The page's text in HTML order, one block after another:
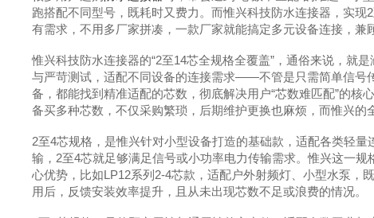
跑搭配不同型号，既耗时又费力。而惟兴科技防水连接器，实
有需求，不用多厂家拼凑，一款厂家就能搞定多元设备连接，兼
惟兴科技防水连接器的“2至14芯全规格全覆盖”，通俗来说，就
与严苛测试，适配不同设备的连接需求——不管是只需简单信号
备，都能找到精准适配的芯数，彻底解决用户“芯数难匹配”的
备买多种芯数，不仅采购繁琐，后期维护更换也麻烦，而惟兴的
2至4芯规格，是惟兴针对小型设备打造的基础款，适配各类轻
输，2至4芯就足够满足信号或小功率电力传输需求。惟兴这一
心优势，比如LP12系列2-4芯款，适配户外射频灯、小型水泵，
用后，反馈安装效率提升，且从未出现芯数不足或浪费的情况。